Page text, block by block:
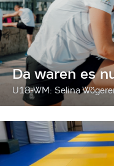
Da waren es
U18-WM: Selina